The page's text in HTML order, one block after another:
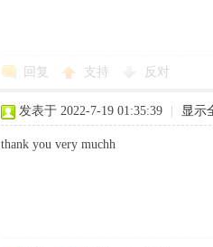
回复 支持 反对
发表于 2022-7-19 01:35:39 显示
thank you very muchh